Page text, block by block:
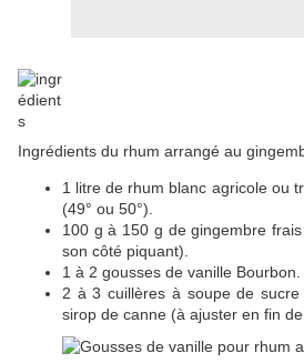
Ingrédients du rhum arrangé au
1 litre de rhum blanc agricole ou
(49° ou 50°).
100 g à 150 g de gingembre
son côté piquant).
1 à 2 gousses de vanille Bourbon.
2 à 3 cuillères à soupe de
sirop de canne (à ajuster en fin de